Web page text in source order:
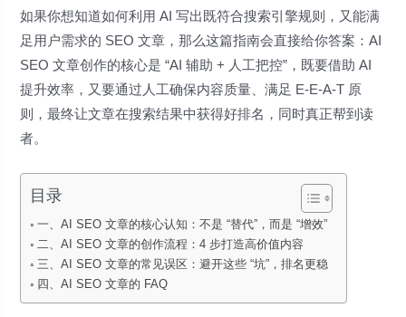
如果你想知道如何利用 AI 写出既符合搜索引擎规则，又能满
足用户需求的 SEO 文章，那么这篇指南会直接给你答案：AI
SEO 文章创作的核心是 “AI 辅助 + 人工把控”，既要借助 AI
提升效率，又要通过人工确保内容质量、满足 E-E-A-T 原
则，最终让文章在搜索结果中获得好排名，同时真正帮到读
者。
目录
一、AI SEO 文章的核心认知：不是 “替代”，而是 “增效”
二、AI SEO 文章的创作流程：4 步打造高价值内容
三、AI SEO 文章的常见误区：避开这些 “坑”，排名更稳
四、AI SEO 文章的 FAQ